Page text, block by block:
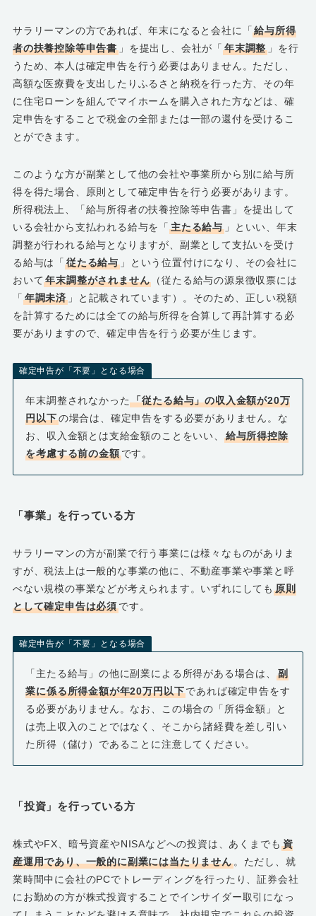
サラリーマンの方であれば、年末になると会社に「給与所得
者の扶養控除等申告書」を提出し、会社が「年末調整 」を行
うため、本人は確定申告を行う必要はありません。ただし、
高額な医療費を支出したりふるさと納税を行った方、その年
に住宅ローンを組んでマイホームを購入された方などは、確
定申告をすることで税金の全部または一部の還付を受けるこ
とができます。
このような方が副業として他の会社や事業所から別に給与所
得を得た場合、原則として確定申告を行う必要があります。
所得税法上、「給与所得者の扶養控除等申告書」を提出して
いる会社から支払われる給与を「主たる給与 」といい、年末
調整が行われる給与となりますが、副業として支払いを受け
る給与は「 従たる給与 」という位置付けになり、その会社に
おいて年末調整がされません
（従たる給与の源泉徴収票には
「 年調未済」と記載されています）。そのため、正しい税額
を計算するためには全ての給与所得を合算して再計算する必
要がありますので、確定申告を行う必要が生じます。
確定申告が「不要」となる場合
年末調整されなかった「従たる給与」の収入金額が20万
円以下の場合は、確定申告をする必要がありません。な
お、収入金額とは支給金額のことをいい、
給与所得控除
を考慮する前の金額です。
「事業」を行っている方
サラリーマンの方が副業で行う事業には様々なものがありま
すが、税法上は一般的な事業の他に、不動産事業や事業と呼
べない規模の事業などが考えられます。いずれにしても原則
として確定申告は必須です。
確定申告が「不要」となる場合
「主たる給与」の他に副業による所得がある場合は、
副
業に係る所得金額が年20万円以下であれば確定申告をす
る必要がありません。なお、この場合の「所得金額」と
は売上収入のことではなく、そこから諸経費を差し引い
た所得（儲け）であることに注意してください。
「投資」を行っている方
株式やFX、暗号資産やNISAなどへの投資は、あくまでも 資
産運用であり、一般的に副業には当たりません。ただし、就
業時間中に会社のPCでトレーディングを行ったり、証券会社
にお勤めの方が株式投資することでインサイダー取引になっ